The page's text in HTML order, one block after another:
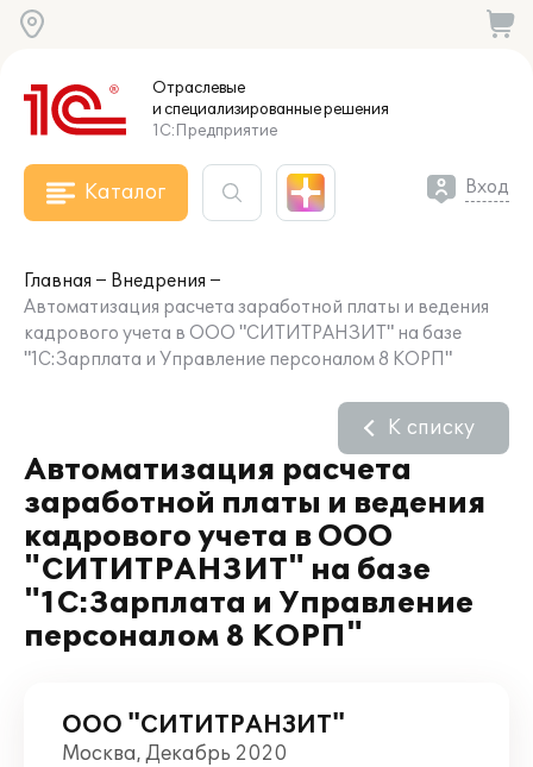
Отраслевые
и специализированныерешения
1С:Предприятие
Каталог Вход
Главная
Внедрения
Автоматизация расчета заработной платы и ведения
кадрового учета в ООО "СИТИТРАНЗИТ" на базе
"1С:Зарплата и Управление персоналом 8 КОРП"
Автоматизация расчета
заработной платы и ведения
кадрового учета в ООО
"СИТИТРАНЗИТ" на базе
"1С:Зарплата и Управление
персоналом 8 КОРП"
К списку
ООО "СИТИТРАНЗИТ"
Москва, Декабрь 2020